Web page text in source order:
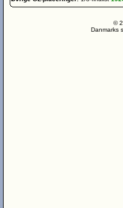
©
Danmarks